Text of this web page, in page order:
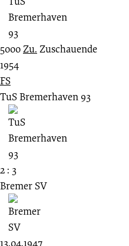
5000Zu. Zuschauende
1954
FS
TuS Bremerhaven 93
2 : 3
Bremer SV
13.04.1947